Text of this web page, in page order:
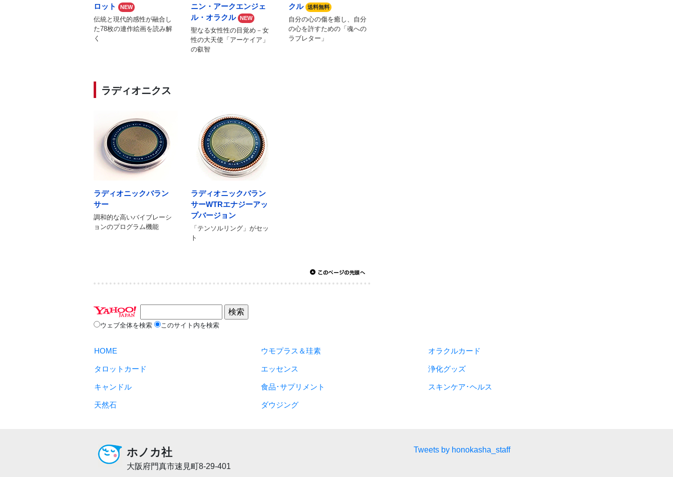
ロット
NEW
伝統と現代的感性が融合し
た78枚の連作絵画を読み解
く
ニン・アークエンジェ
ル・オラクル NEW
聖なる女性性の目覚め－女
性の大天使「アーケイア」
の叡智
クル 送料無料
自分の心の傷を癒し、自分
の心を許すための「魂への
ラブレター」
ラディオニクス
ラディオニックバラン
サー
調和的な高いバイブレーシ
ョンのプログラム機能
ラディオニックバラン
サーWTRエナジーアッ
プバージョン
「テンソルリング」がセッ
ト
ウェブ全体を検索 このサイト内を検索
HOME ウモプラス＆珪素 オラクルカード
タロットカード エッセンス 浄化グッズ
キャンドル 食品･サプリメント スキンケア･ヘルス
天然石 ダウジング
ホノカ社
大阪府門真市速見町8-29-401
Tweets by honokasha_staff